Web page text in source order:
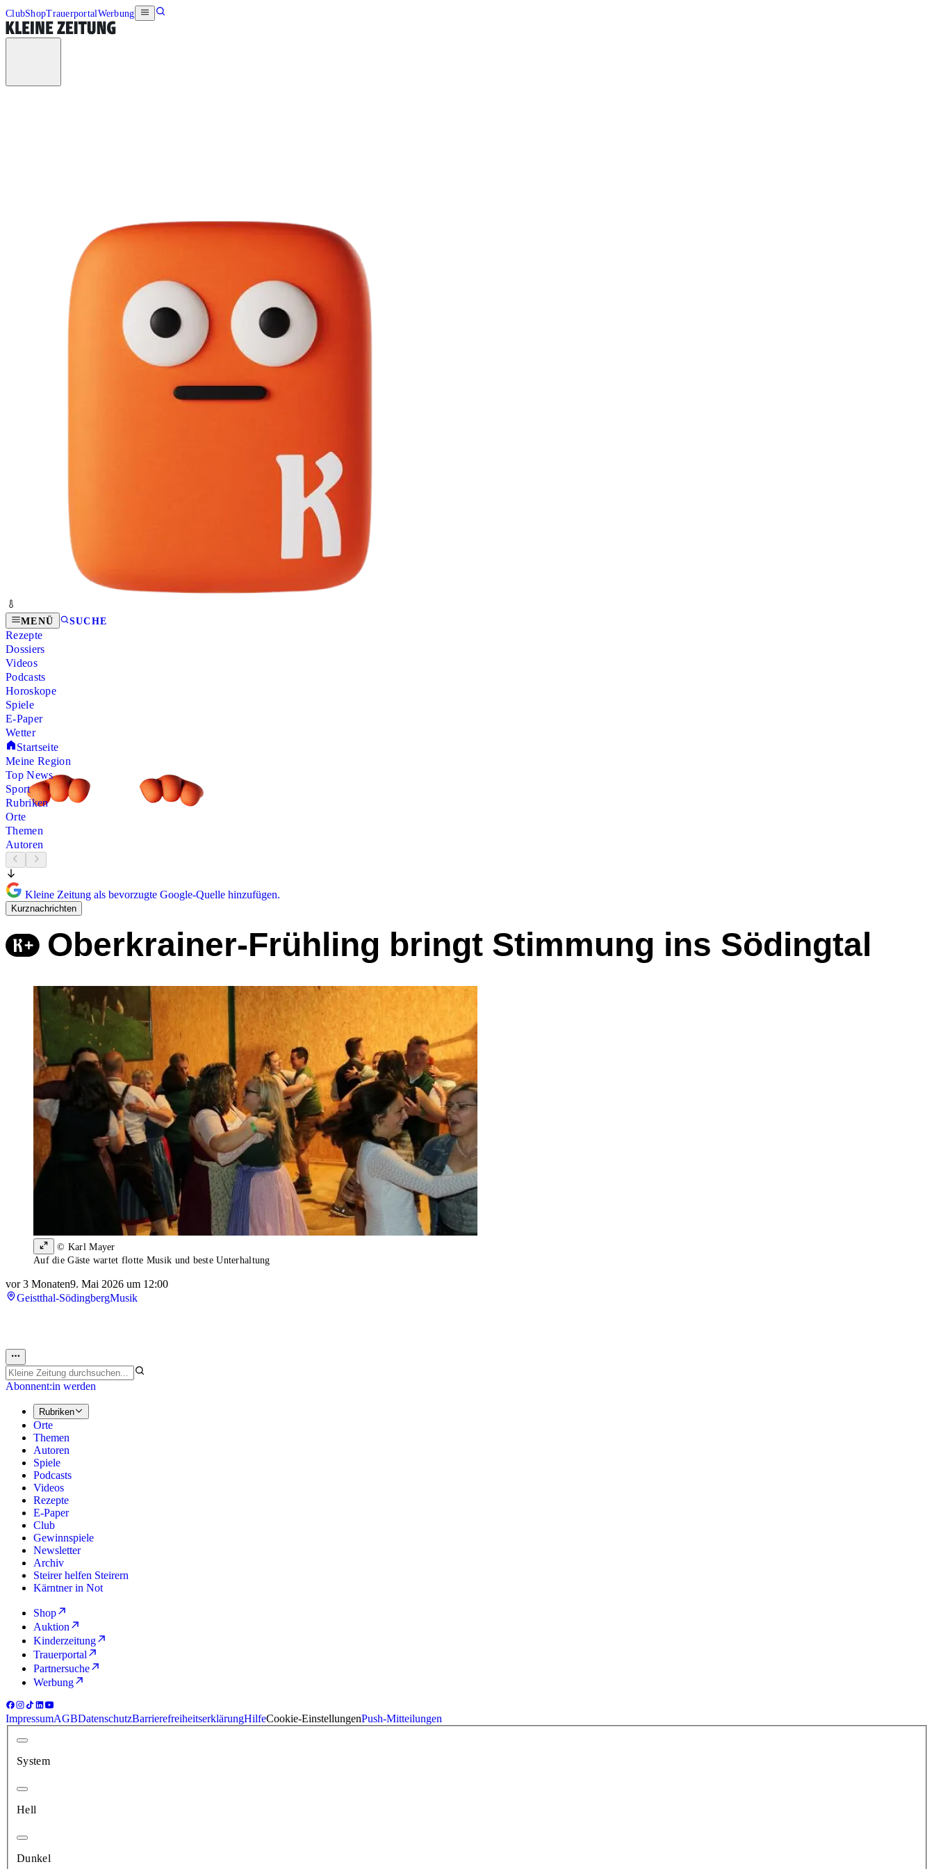
ClubShopTrauerportalWerbung
MENÜ SUCHE
Rezepte
Dossiers
Videos
Podcasts
Horoskope
Spiele
E-Paper
Wetter
Startseite
Meine Region
Top News
Sport
Rubriken
Orte
Themen
Autoren
Kleine Zeitung als bevorzugte Google-Quelle hinzufügen.
Kurznachrichten
Oberkrainer-Frühling bringt Stimmung ins Södingtal
© Karl Mayer
Auf die Gäste wartet flotte Musik und beste Unterhaltung
vor 3 Monaten9. Mai 2026 um 12:00
Geistthal-SödingbergMusik
Abonnent:in werden
Rubriken
Orte
Themen
Autoren
Spiele
Podcasts
Videos
Rezepte
E-Paper
Club
Gewinnspiele
Newsletter
Archiv
Steirer helfen Steirern
Kärntner in Not
Shop
Auktion
Kinderzeitung
Trauerportal
Partnersuche
Werbung
ImpressumAGBDatenschutzBarrierefreiheitserklärungHilfeCookie-EinstellungenPush-Mitteilungen
System
Hell
Dunkel